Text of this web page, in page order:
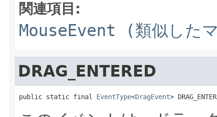
関連項目:
MouseEvent (類似した
DRAG_ENTERED
public static final EventType<DragEvent>